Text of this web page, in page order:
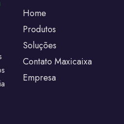
Home
Produtos
Soluções
Contato Maxicaixa
Empresa